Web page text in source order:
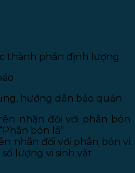
thành phần định lượng
hướng dẫn bảo quản
nhãn đối với phân bón
bón lá”
nhãn đối với phân bón vi
lượng vi sinh vật